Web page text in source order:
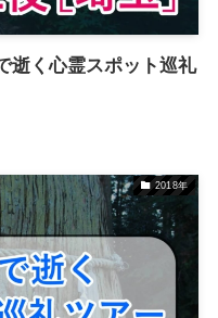
逝く心霊スポット巡礼
2018年